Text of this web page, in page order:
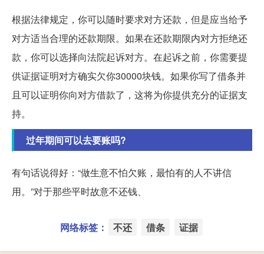
根据法律规定，你可以随时要求对方还款，但是应当给予
对方适当合理的还款期限。如果在还款期限内对方拒绝还
款，你可以选择向法院起诉对方。在起诉之前，你需要提
供证据证明对方确实欠你30000块钱。如果你写了借条并
且可以证明你向对方借款了，这将为你提供充分的证据支
持。
过年期间可以去要账吗?
有句话说得好：“做生意不怕欠账，最怕有的人不讲信
用。”对于那些平时故意不还钱、
网络标签： 不还 借条 证据